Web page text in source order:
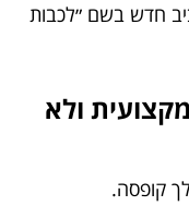
חדש בשם ״לכבות
ולא
קופסה.